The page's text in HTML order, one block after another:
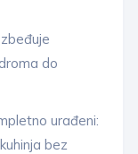
do
urađeni:
bez